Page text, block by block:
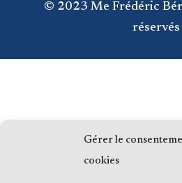
Gérer le
cookies
© 2023 Me Frédéric
réservés